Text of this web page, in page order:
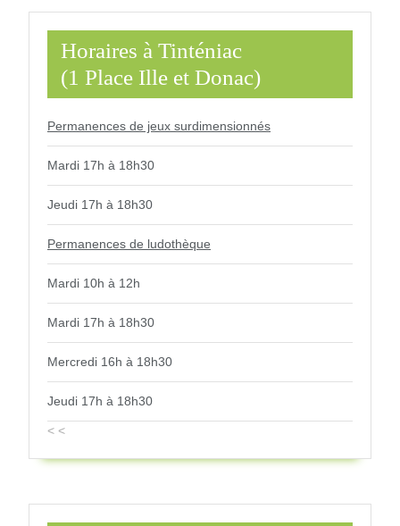
Horaires à Tinténiac
(1 Place Ille et Donac)
Permanences de jeux surdimensionnés
Mardi 17h à 18h30
Jeudi 17h à 18h30
Permanences de ludothèque
Mardi 10h à 12h
Mardi 17h à 18h30
Mercredi 16h à 18h30
Jeudi 17h à 18h30
< <